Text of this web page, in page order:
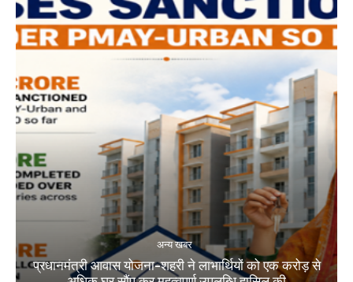
अन्य खबर
प्रधानमंत्री आवास योजना-शहरी ने लाभार्थियों को एक करोड़ से